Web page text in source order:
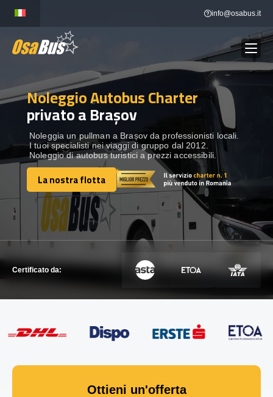
content
info@osabus.it
NOLEGGIO AUTOBUS Show dropdown
DESTINAZIONI Show dropdown
FLOTTA
METTITI IN CONTATTO
METTITI IN CONTATTO
Noleggio Autobus Charter
privato a Brașov
Noleggia un pullman a Brașov da professionisti locali.
I tuoi specialisti nei viaggi di gruppo dal 2012.
Noleggio di autobus turistici a prezzi accessibili.
La nostra flotta
La nostra flotta
Certificato da:
Ottieni un'offerta